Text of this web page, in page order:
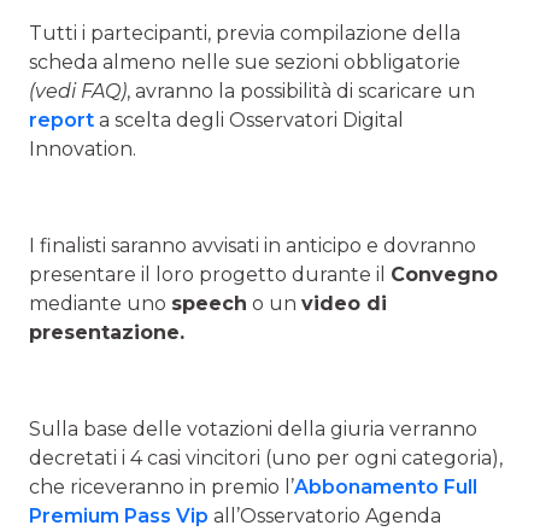
Tutti i partecipanti, previa compilazione della
scheda almeno nelle sue sezioni obbligatorie
(vedi FAQ), avranno la possibilità di scaricare un
report a scelta degli Osservatori Digital
Innovation.
I finalisti saranno avvisati in anticipo e dovranno
presentare il loro progetto durante il Convegno
mediante uno speech o un video di
presentazione.
Sulla base delle votazioni della giuria verranno
decretati i 4 casi vincitori (uno per ogni categoria),
che riceveranno in premio l’Abbonamento Full
Premium Pass Vip all’Osservatorio Agenda